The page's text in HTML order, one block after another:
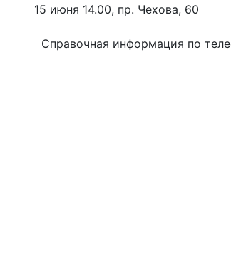
15 июня 14.00, пр. Чехова, 60
Справочная информация по